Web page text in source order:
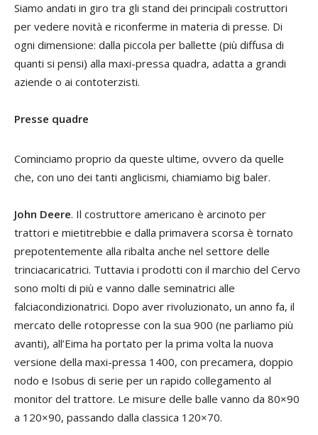
Siamo andati in giro tra gli stand dei principali costruttori
per vedere novità e riconferme in materia di presse. Di
ogni dimensione: dalla piccola per ballette (più diffusa di
quanti si pensi) alla maxi-pressa quadra, adatta a grandi
aziende o ai contoterzisti.
Presse quadre
Cominciamo proprio da queste ultime, ovvero da quelle
che, con uno dei tanti anglicismi, chiamiamo big baler.
John Deere. Il costruttore americano è arcinoto per
trattori e mietitrebbie e dalla primavera scorsa è tornato
prepotentemente alla ribalta anche nel settore delle
trinciacaricatrici. Tuttavia i prodotti con il marchio del Cervo
sono molti di più e vanno dalle seminatrici alle
falciacondizionatrici. Dopo aver rivoluzionato, un anno fa, il
mercato delle rotopresse con la sua 900 (ne parliamo più
avanti), all’Eima ha portato per la prima volta la nuova
versione della maxi-pressa 1400, con precamera, doppio
nodo e Isobus di serie per un rapido collegamento al
monitor del trattore. Le misure delle balle vanno da 80×90
a 120×90, passando dalla classica 120×70.